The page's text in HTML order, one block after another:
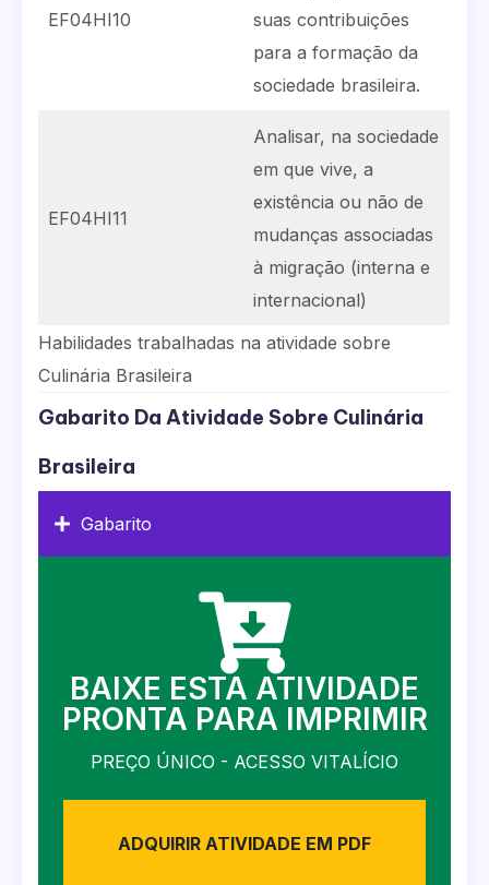
EF04HI10
suas contribuições
para a formação da
sociedade brasileira.
EF04HI11
Analisar, na sociedade
em que vive, a
existência ou não de
mudanças associadas
à migração (interna e
internacional)
Habilidades trabalhadas na atividade sobre
Culinária Brasileira
Gabarito Da Atividade Sobre Culinária
Brasileira
Gabarito
BAIXE ESTA ATIVIDADE
PRONTA PARA IMPRIMIR
PREÇO ÚNICO - ACESSO VITALÍCIO
ADQUIRIR ATIVIDADE EM PDF